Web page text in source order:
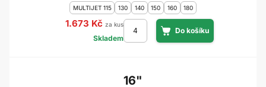
MULTIJET 115 130 140 150 160 180
1.673 Kčza kus
Skladem
16"